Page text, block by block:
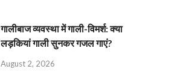
गालीबाज व्‍यवस्‍था में गाली-विमर्श: क्या
लड़कियां गाली सुनकर गजल गाएं?
August 2, 2026